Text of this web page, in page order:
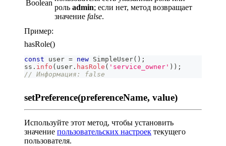
Boolean
роль admin; если нет, метод возвращает
значение false.
Пример:
hasRole()
const user = new SimpleUser( ) ;
ss . info ( user . hasRole ( 'service_owner' ) ) ;
// Информация: false
setPreference(preferenceName, value)
Используйте этот метод, чтобы установить
значение пользовательских настроек текущего
пользователя.